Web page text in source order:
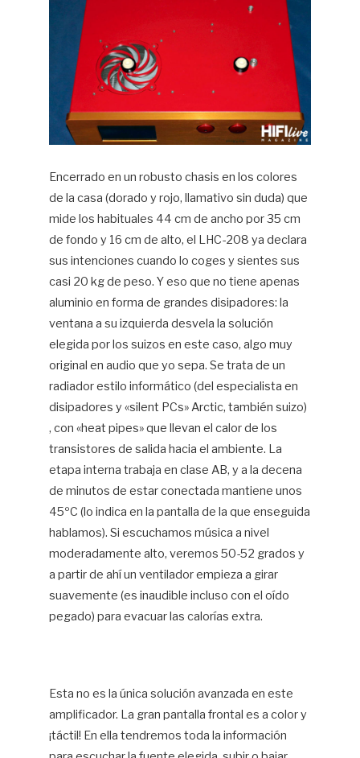
Encerrado en un robusto chasis en los colores
de la casa (dorado y rojo, llamativo sin duda) que
mide los habituales 44 cm de ancho por 35 cm
de fondo y 16 cm de alto, el LHC-208 ya declara
sus intenciones cuando lo coges y sientes sus
casi 20 kg de peso. Y eso que no tiene apenas
aluminio en forma de grandes disipadores: la
ventana a su izquierda desvela la solución
elegida por los suizos en este caso, algo muy
original en audio que yo sepa. Se trata de un
radiador estilo informático (del especialista en
disipadores y «silent PCs» Arctic, también suizo)
, con «heat pipes» que llevan el calor de los
transistores de salida hacia el ambiente. La
etapa interna trabaja en clase AB, y a la decena
de minutos de estar conectada mantiene unos
45ºC (lo indica en la pantalla de la que enseguida
hablamos). Si escuchamos música a nivel
moderadamente alto, veremos 50-52 grados y
a partir de ahí un ventilador empieza a girar
suavemente (es inaudible incluso con el oído
pegado) para evacuar las calorías extra.
Esta no es la única solución avanzada en este
amplificador. La gran pantalla frontal es a color y
¡táctil! En ella tendremos toda la información